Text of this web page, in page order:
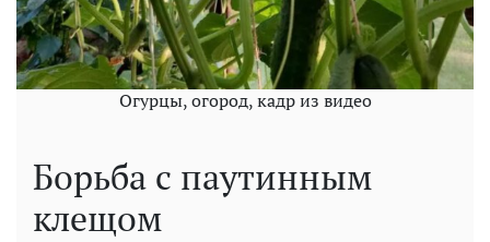
Огурцы, огород, кадр из видео
Борьба с паутинным
клещом